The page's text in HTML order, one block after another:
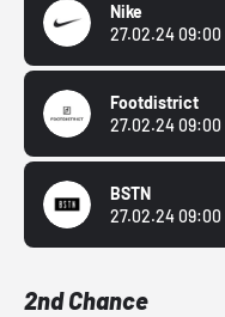
Nike
27.02.24 09:00
Footdistrict
27.02.24 09:00
BSTN
27.02.24 09:00
2nd Chance